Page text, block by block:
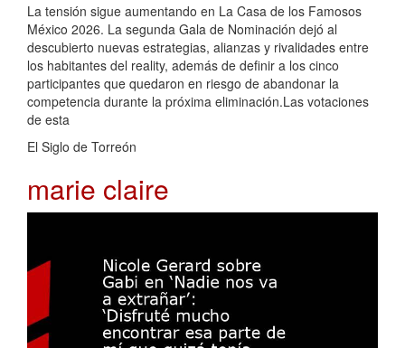
La tensión sigue aumentando en La Casa de los Famosos
México 2026. La segunda Gala de Nominación dejó al
descubierto nuevas estrategias, alianzas y rivalidades entre
los habitantes del reality, además de definir a los cinco
participantes que quedaron en riesgo de abandonar la
competencia durante la próxima eliminación.Las votaciones
de esta
El Siglo de Torreón
marie claire